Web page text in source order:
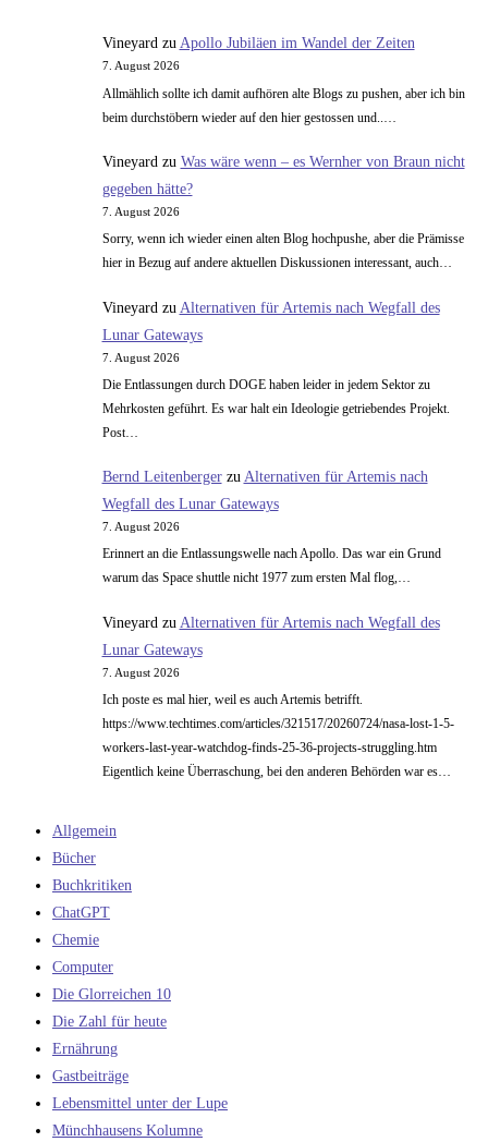
Vineyardzu Apollo Jubiläen im Wandel der Zeiten
7. August 2026
Allmählich sollte ich damit aufhören alte Blogs zu pushen, aber ich bin
beim durchstöbern wieder auf den hier gestossen und..…
Vineyard zu Was wäre wenn – es Wernher von Braun nicht
gegeben hätte?
7. August 2026
Sorry, wenn ich wieder einen alten Blog hochpushe, aber die Prämisse
hier in Bezug auf andere aktuellen Diskussionen interessant, auch…
Vineyard zu Alternativen für Artemis nach Wegfall des
Lunar Gateways
7. August 2026
Die Entlassungen durch DOGE haben leider in jedem Sektor zu
Mehrkosten geführt. Es war halt ein Ideologie getriebendes Projekt.
Post…
Bernd Leitenbergerzu Alternativen für Artemis nach
Wegfall des Lunar Gateways
7. August 2026
Erinnert an die Entlassungswelle nach Apollo. Das war ein Grund
warum das Space shuttle nicht 1977 zum ersten Mal flog,…
Vineyard zu Alternativen für Artemis nach Wegfall des
Lunar Gateways
7. August 2026
Ich poste es mal hier, weil es auch Artemis betrifft.
https://www.techtimes.com/articles/321517/20260724/nasa-lost-1-5-
workers-last-year-watchdog-finds-25-36-projects-struggling.htm
Eigentlich keine Überraschung, bei den anderen Behörden war es…
Allgemein
Bücher
Buchkritiken
ChatGPT
Chemie
Computer
Die Glorreichen 10
Die Zahl für heute
Ernährung
Gastbeiträge
Lebensmittel unter der Lupe
Münchhausens Kolumne